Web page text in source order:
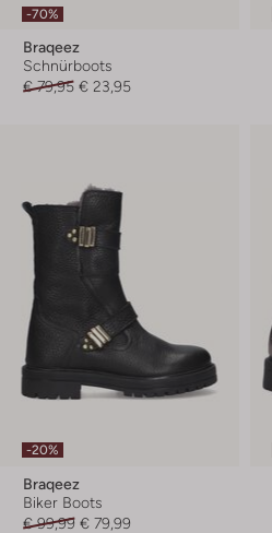
-70%
Braqeez
Schnürboots
€ 79,95 € 23,95
-20%
Braqeez
Biker Boots
€ 99,99 € 79,99